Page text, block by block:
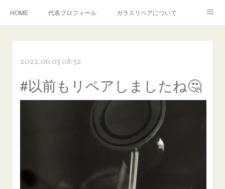
HOME 代表プロフィール ガラスリペアについて
飛び石施工料金について ガラスキズ取り/研磨・磨き・鱗取り
当店へのアクセス 建築ガラスキズ取り・研磨・磨き
【プロ使用】フッ素系ガラストリートメント『アクアペル』
当店の良心的価格の理由について
欧州車モールの白サビやシミを落とす！
instagram記事 ガラスリペア施工価格
飛び石ひび割れでヒビ先が伸びた場合は？
2022.06.03 08:32
#以前もリペアしましたね🤔